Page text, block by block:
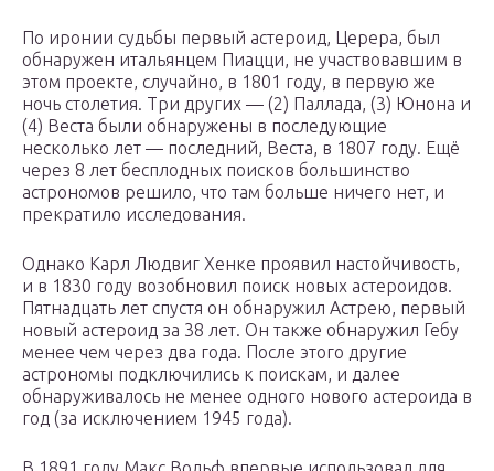
По иронии судьбы первый астероид, Церера, был
обнаружен итальянцем Пиацци, не участвовавшим в
этом проекте, случайно, в 1801 году, в первую же
ночь столетия. Три других — (2) Паллада, (3) Юнона и
(4) Веста были обнаружены в последующие
несколько лет — последний, Веста, в 1807 году. Ещё
через 8 лет бесплодных поисков большинство
астрономов решило, что там больше ничего нет, и
прекратило исследования.
Однако Карл Людвиг Хенке проявил настойчивость,
и в 1830 году возобновил поиск новых астероидов.
Пятнадцать лет спустя он обнаружил Астрею, первый
новый астероид за 38 лет. Он также обнаружил Гебу
менее чем через два года. После этого другие
астрономы подключились к поискам, и далее
обнаруживалось не менее одного нового астероида в
год (за исключением 1945 года).